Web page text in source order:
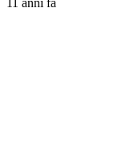
11 anni fa